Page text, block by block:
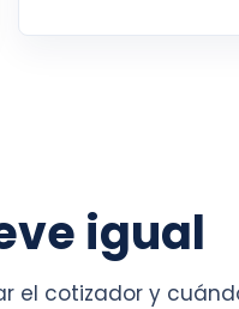
igual
el cotizador y